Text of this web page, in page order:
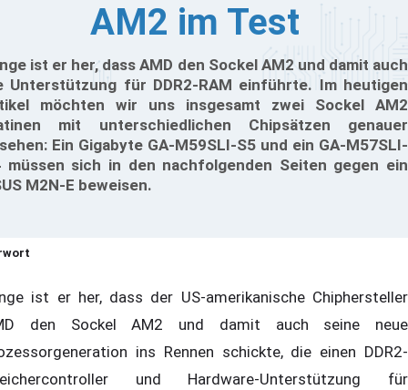
AM2 im Test
ist er her, dass AMD den Sockel AM2 und damit auch
Unterstützung für DDR2-RAM einführte. Im heutigen
möchten wir uns insgesamt zwei Sockel AM2
mit unterschiedlichen Chipsätzen genauer
Ein Gigabyte GA-M59SLI-S5 und ein GA-M57SLI-
müssen sich in den nachfolgenden Seiten gegen ein
M2N-E beweisen.
ist er her, dass der US-amerikanische Chiphersteller
den Sockel AM2 und damit auch seine neue
ins Rennen schickte, die einen DDR2-
und Hardware-Unterstützung für